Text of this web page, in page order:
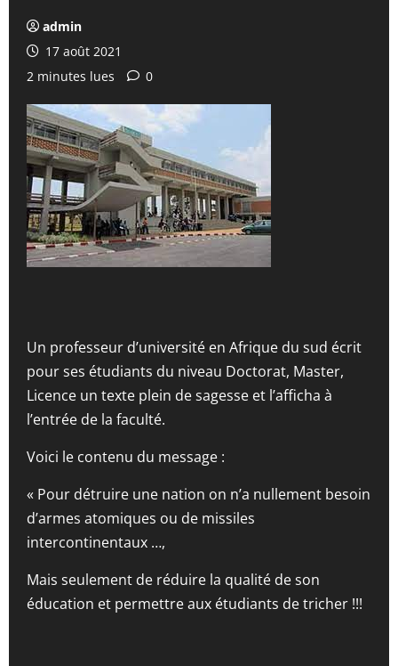
admin
17 août 2021
2 minutes lues
0
Un professeur d’université en Afrique du sud écrit
pour ses étudiants du niveau Doctorat, Master,
Licence un texte plein de sagesse et l’afficha à
l’entrée de la faculté.
Voici le contenu du message :
« Pour détruire une nation on n’a nullement besoin
d’armes atomiques ou de missiles
intercontinentaux …,
Mais seulement de réduire la qualité de son
éducation et permettre aux étudiants de tricher !!!